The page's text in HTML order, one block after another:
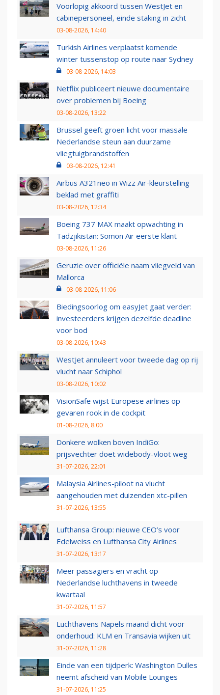
Voorlopig akkoord tussen WestJet en
cabinepersoneel, einde staking in zicht
03-08-2026, 14:40
Turkish Airlines verplaatst komende
winter tussenstop op route naar Sydney
03-08-2026, 14:03
Netflix publiceert nieuwe documentaire
over problemen bij Boeing
03-08-2026, 13:22
Brussel geeft groen licht voor massale
Nederlandse steun aan duurzame
vliegtuigbrandstoffen
03-08-2026, 12:41
Airbus A321neo in Wizz Air-kleurstelling
beklad met graffiti
03-08-2026, 12:34
Boeing 737 MAX maakt opwachting in
Tadzjikistan: Somon Air eerste klant
03-08-2026, 11:26
Geruzie over officiële naam vliegveld van
Mallorca
03-08-2026, 11:06
Biedingsoorlog om easyJet gaat verder:
investeerders krijgen dezelfde deadline
voor bod
03-08-2026, 10:43
WestJet annuleert voor tweede dag op rij
vlucht naar Schiphol
03-08-2026, 10:02
VisionSafe wijst Europese airlines op
gevaren rook in de cockpit
01-08-2026, 8:00
Donkere wolken boven IndiGo:
prijsvechter doet widebody-vloot weg
31-07-2026, 22:01
Malaysia Airlines-piloot na vlucht
aangehouden met duizenden xtc-pillen
31-07-2026, 13:55
Lufthansa Group: nieuwe CEO’s voor
Edelweiss en Lufthansa City Airlines
31-07-2026, 13:17
Meer passagiers en vracht op
Nederlandse luchthavens in tweede
kwartaal
31-07-2026, 11:57
Luchthavens Napels maand dicht voor
onderhoud: KLM en Transavia wijken uit
31-07-2026, 11:28
Einde van een tijdperk: Washington Dulles
neemt afscheid van Mobile Lounges
31-07-2026, 11:25